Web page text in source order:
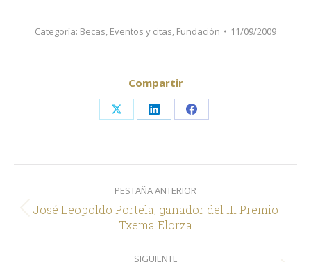
Categoría: Becas, Eventos y citas, Fundación 11/09/2009
Compartir
Share
X
Share
LinkedIn
Share
Facebook
comentarios
PESTAÑA ANTERIOR
Pestaña
anterior
José Leopoldo Portela, ganador del III Premio
Txema Elorza
SIGUIENTE